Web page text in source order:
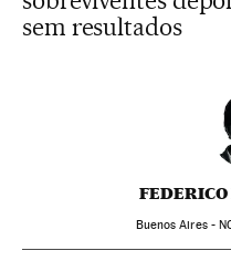
sem resultados
Buenos Aires -